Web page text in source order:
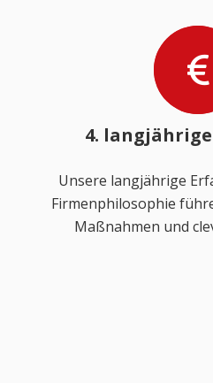
4.
Unsere langjährige
Firmenphilosophie
Maßnahmen und